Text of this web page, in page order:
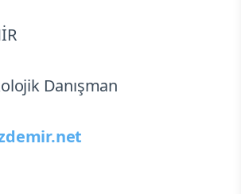
Danışman